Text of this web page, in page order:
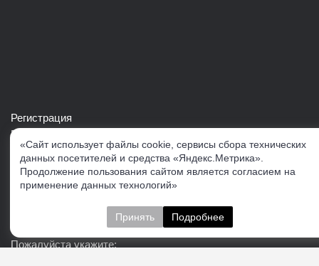
Регистрация
Войти в свой аккаунт
Скачать каталог продукции VERTUL
Следите за нами
Пожалуйста укажите:
«Сайт использует файлы cookie, сервисы сбора технических
данных посетителей и средства «Яндекс.Метрика».
Продолжение пользования сайтом является согласием на
применение данных технологий»
Принять Подробнее